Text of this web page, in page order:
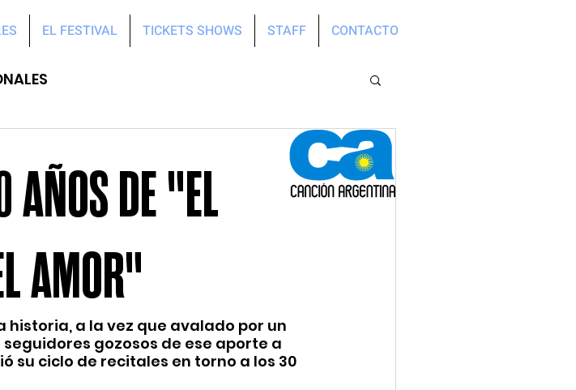
EL FESTIVAL TICKETS SHOWS STAFF CONTACTO
AÑOS DE "EL
AMOR"
a la vez que avalado por un
gozosos de ese aporte a
su ciclo de recitales en torno a los 30